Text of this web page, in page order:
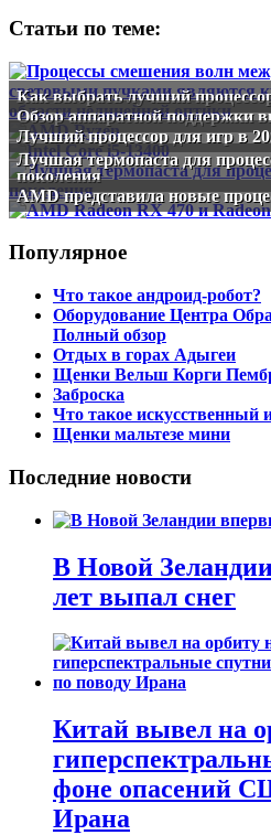
Статьи по теме:
Как выбрать лучший
Обзор аппаратной поддержки
Лучший процессор для игр в
Лучшая термопаста для
поколения
AMD представила новые
Популярное
Что такое андроид-робот?
Оборудование Центра
Полный обзор
Отдых в горах Адыгеи
Щенки Вельш Корги
Заброска
Что такое искусственный
Щенки мальтезе мини
Последние новости
В Новой
лет выпал снег
Китай вывел на
фоне опасений
Ирана